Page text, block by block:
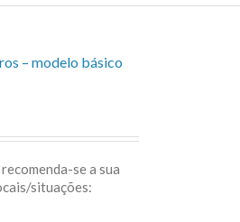
– modelo básico
se a sua
situações: